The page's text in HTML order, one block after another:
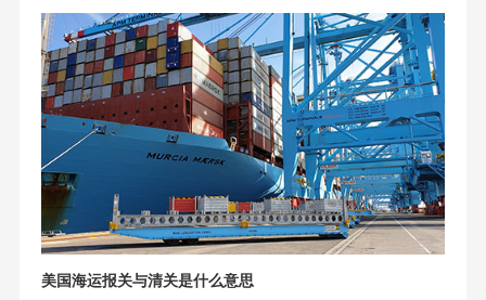
美国海运报关与清关是什么意思